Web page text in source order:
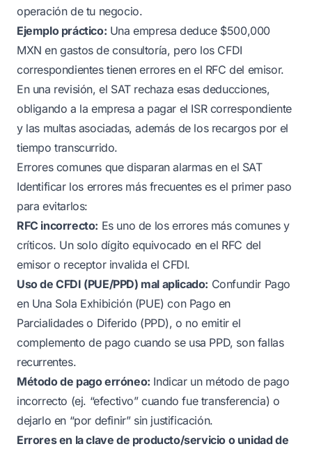
operación de tu negocio.
Ejemplo práctico: Una empresa deduce $500,000
MXN en gastos de consultoría, pero los CFDI
correspondientes tienen errores en el RFC del emisor.
En una revisión, el SAT rechaza esas deducciones,
obligando a la empresa a pagar el ISR correspondiente
y las multas asociadas, además de los recargos por el
tiempo transcurrido.
Errores comunes que disparan alarmas en el SAT
Identificar los errores más frecuentes es el primer paso
para evitarlos:
RFC incorrecto: Es uno de los errores más comunes y
críticos. Un solo dígito equivocado en el RFC del
emisor o receptor invalida el CFDI.
Uso de CFDI (PUE/PPD) mal aplicado: Confundir Pago
en Una Sola Exhibición (PUE) con Pago en
Parcialidades o Diferido (PPD), o no emitir el
complemento de pago cuando se usa PPD, son fallas
recurrentes.
Método de pago erróneo: Indicar un método de pago
incorrecto (ej. “efectivo” cuando fue transferencia) o
dejarlo en “por definir” sin justificación.
Errores en la clave de producto/servicio o unidad de